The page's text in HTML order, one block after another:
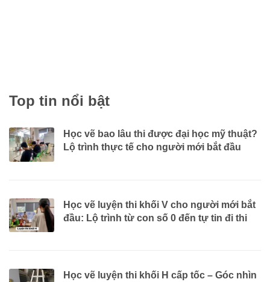
Top tin nổi bật
Học vẽ bao lâu thi được đại học mỹ thuật?
Lộ trình thực tế cho người mới bắt đầu
Học vẽ luyện thi khối V cho người mới bắt
đầu: Lộ trình từ con số 0 đến tự tin đi thi
Học vẽ luyện thi khối H cấp tốc – Góc nhìn